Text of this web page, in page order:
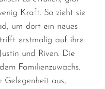
Kraft. So zieht sie
um dort ein neues
erstmalig auf ihre
und Riven. Die
Familienzuwachs.
Gelegenheit aus,